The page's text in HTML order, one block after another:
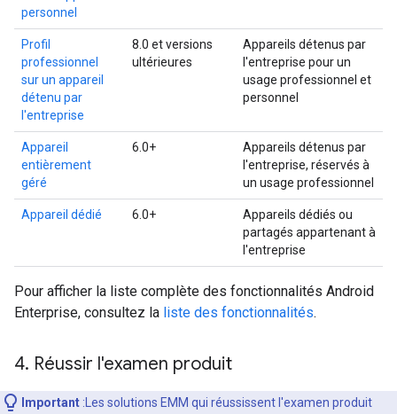
personnel
Profil
professionnel
sur un appareil
détenu par
l'entreprise
8.0 et versions
ultérieures
Appareils détenus par
l'entreprise pour un
usage professionnel et
personnel
Appareil
entièrement
géré
6.0+
Appareils détenus par
l'entreprise, réservés à
un usage professionnel
Appareil dédié 6.0+
Appareils dédiés ou
partagés appartenant à
l'entreprise
Pour afficher la liste complète des fonctionnalités Android
Enterprise, consultez la liste des fonctionnalités.
4. Réussir l'examen produit
Important :Les solutions EMM qui réussissent l'examen produit